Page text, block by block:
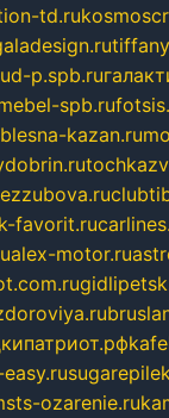
td.ru
d-p.spb.ru
spb.ru
blesna-kazan.ru
favorit.ru
alex-motor.ru
ozarenie.ru